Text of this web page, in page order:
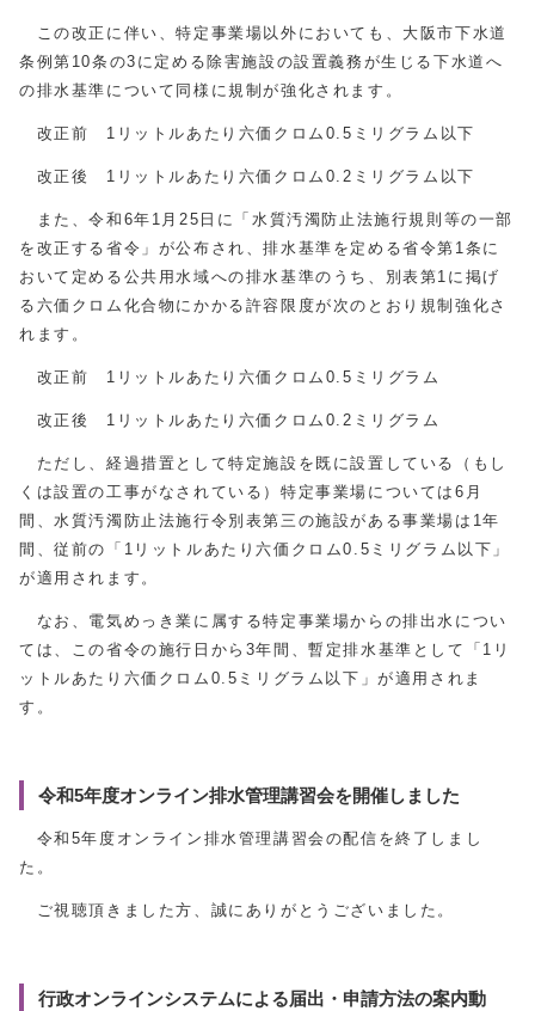
この改正に伴い、特定事業場以外においても、大阪市下水道
条例第10条の3に定める除害施設の設置義務が生じる下水道へ
の排水基準について同様に規制が強化されます。
改正前 1リットルあたり六価クロム0.5ミリグラム以下
改正後 1リットルあたり六価クロム0.2ミリグラム以下
また、令和6年1月25日に「水質汚濁防止法施行規則等の一部
を改正する省令」が公布され、排水基準を定める省令第1条に
おいて定める公共用水域への排水基準のうち、別表第1に掲げ
る六価クロム化合物にかかる許容限度が次のとおり規制強化さ
れます。
改正前 1リットルあたり六価クロム0.5ミリグラム
改正後 1リットルあたり六価クロム0.2ミリグラム
ただし、経過措置として特定施設を既に設置している（もし
くは設置の工事がなされている）特定事業場については6月
間、水質汚濁防止法施行令別表第三の施設がある事業場は1年
間、従前の「1リットルあたり六価クロム0.5ミリグラム以下」
が適用されます。
なお、電気めっき業に属する特定事業場からの排出水につい
ては、この省令の施行日から3年間、暫定排水基準として「1リ
ットルあたり六価クロム0.5ミリグラム以下」が適用されま
す。
令和5年度オンライン排水管理講習会を開催しました
令和5年度オンライン排水管理講習会の配信を終了しまし
た。
ご視聴頂きました方、誠にありがとうございました。
行政オンラインシステムによる届出・申請方法の案内動